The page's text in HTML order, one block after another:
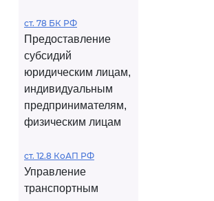
ст. 78 БК РФ
Предоставление
субсидий
юридическим лицам,
индивидуальным
предпринимателям,
физическим лицам
ст. 12.8 КоАП РФ
Управление
транспортным